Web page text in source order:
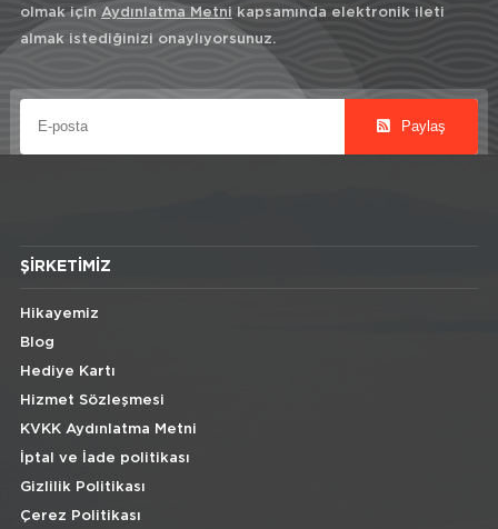
olmak için Aydınlatma Metni kapsamında elektronik ileti
almak istediğinizi onaylıyorsunuz.
Paylaş
ŞIRKETIMIZ
Hikayemiz
Blog
Hediye Kartı
Hizmet Sözleşmesi
KVKK Aydınlatma Metni
İptal ve İade politikası
Gizlilik Politikası
Çerez Politikası